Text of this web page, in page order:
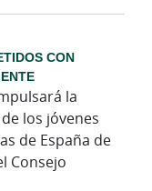
CON
la
los jóvenes
de España de
Consejo